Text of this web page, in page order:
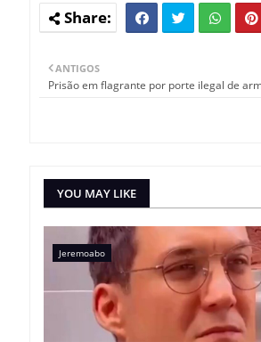
ANTIGOS
Prisão em flagrante por porte ilegal de
YOU MAY LIKE
Jeremoabo